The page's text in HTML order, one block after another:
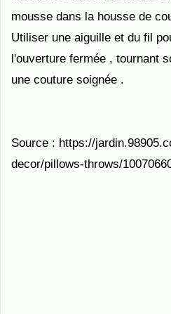
mousse dans la housse de
Utiliser une aiguille et du fil
l'ouverture fermée , tournant
une couture soignée .
Source : https://
decor/pillows-throws/